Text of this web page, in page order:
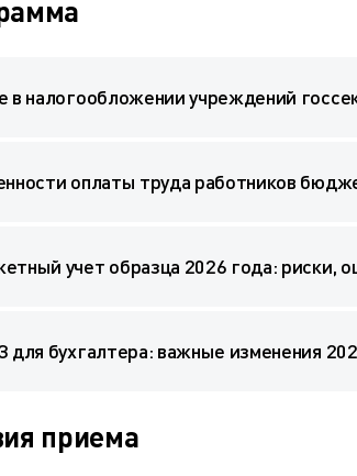
в налогообложении учреждений
оплаты труда работников
учет образца 2026 года: риски,
для бухгалтера: важные изменения
приема